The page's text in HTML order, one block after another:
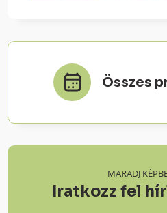
Összes
MARADJ
Iratkozz fel